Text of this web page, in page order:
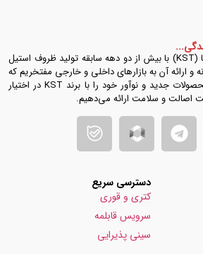
ما در شرکت کوشا سدید تکتا (KST) با بیش از دو دهه سابقه تولید ظروف استیل
و ارائه آن به بازارهای داخلی و خارجی مفتخریم که
با بهترین کیفیت و قیمت محصولات جدید و نوآور خود را با برند KST در اختیار
اصالت و سلامت ارائه می‌دهیم.
دسترسی سریع
کتری و قوری
سرویس قابلمه
سینی پذیرایی